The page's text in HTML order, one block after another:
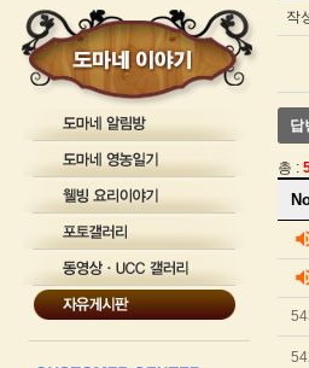
글
보
이
블
게
시
글
을
기
한
테
이
블
작
답
총 :
게
리
트
순
번